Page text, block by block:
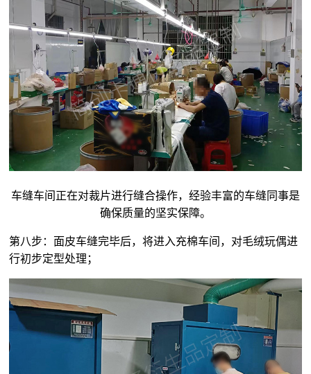
车缝车间正在对裁片进行缝合操作，经验丰富的车缝同事是
确保质量的坚实保障。
第八步：面皮车缝完毕后，将进入充棉车间，对毛绒玩偶进
行初步定型处理；